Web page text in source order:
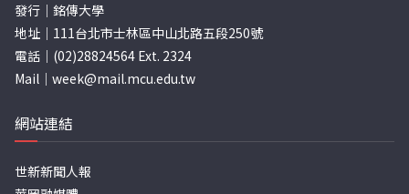
發行｜銘傳大學
地址｜111台北市士林區中山北路五段250號
電話｜(02)28824564 Ext. 2324
Mail｜ week@mail.mcu.edu.tw
網站連結
世新新聞人報